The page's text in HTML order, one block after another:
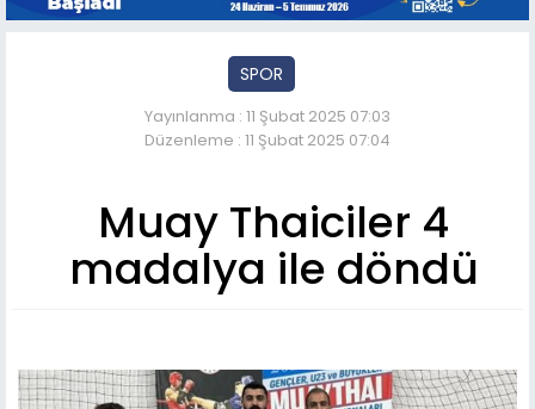
SPOR
Yayınlanma : 11 Şubat 2025 07:03
Düzenleme : 11 Şubat 2025 07:04
Muay Thaiciler 4
madalya ile döndü